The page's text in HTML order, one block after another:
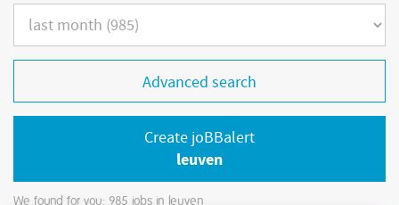
Advanced search
Create joBBalert
leuven
We found for you: 985 jobs in leuven